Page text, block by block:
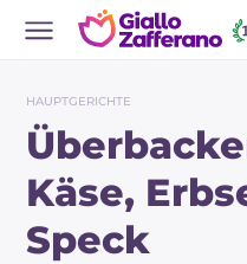
HAUPTGERICHTE
Käse,
Speck